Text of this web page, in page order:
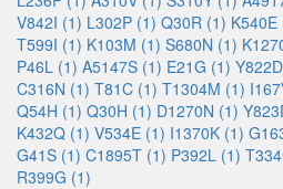
V842I (1) L302P (1) Q30R (1) K540E
T599I (1) K103M (1) S680N (1)
P46L (1) A5147S (1) E21G (1)
C316N (1) T81C (1) T1304M (1)
Q54H (1) Q30H (1) D1270N (1)
K432Q (1) V534E (1) I1370K (1)
G41S (1) C1895T (1) P392L (1)
R399G (1)